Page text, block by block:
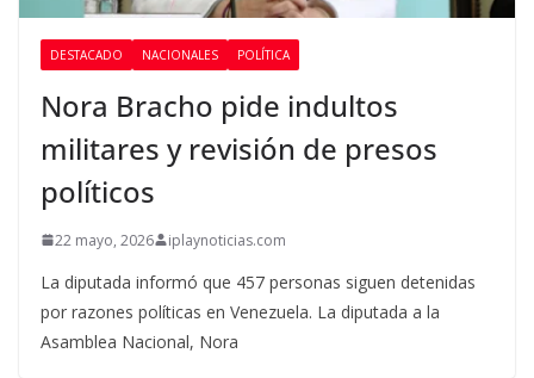
DESTACADO NACIONALES POLÍTICA
Nora Bracho pide indultos
militares y revisión de presos
políticos
22 mayo, 2026 iplaynoticias.com
La diputada informó que 457 personas siguen detenidas
por razones políticas en Venezuela. La diputada a la
Asamblea Nacional, Nora